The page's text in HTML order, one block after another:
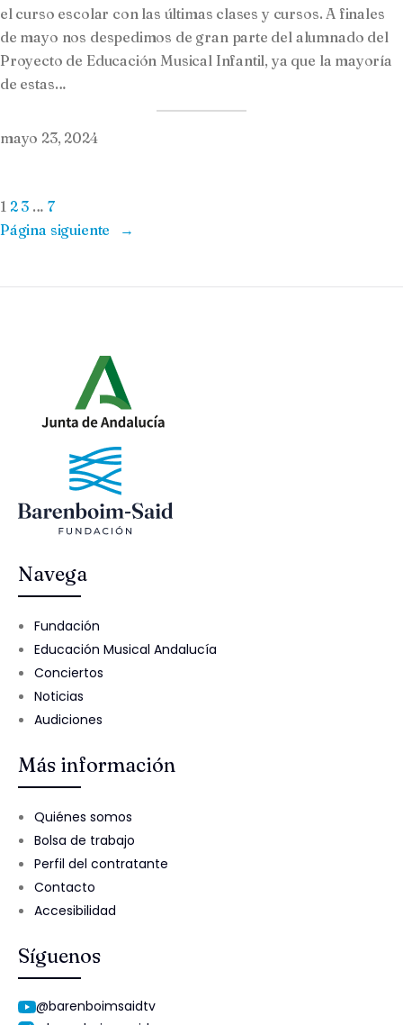
el curso escolar con las últimas clases y cursos. A finales
de mayo nos despedimos de gran parte del alumnado del
Proyecto de Educación Musical Infantil, ya que la mayoría
de estas…
mayo 23, 2024
1 2 3 … 7
Página siguiente
→
Navega
Fundación
Educación Musical Andalucía
Conciertos
Noticias
Audiciones
Más información
Quiénes somos
Bolsa de trabajo
Perfil del contratante
Contacto
Accesibilidad
Síguenos
@barenboimsaidtv